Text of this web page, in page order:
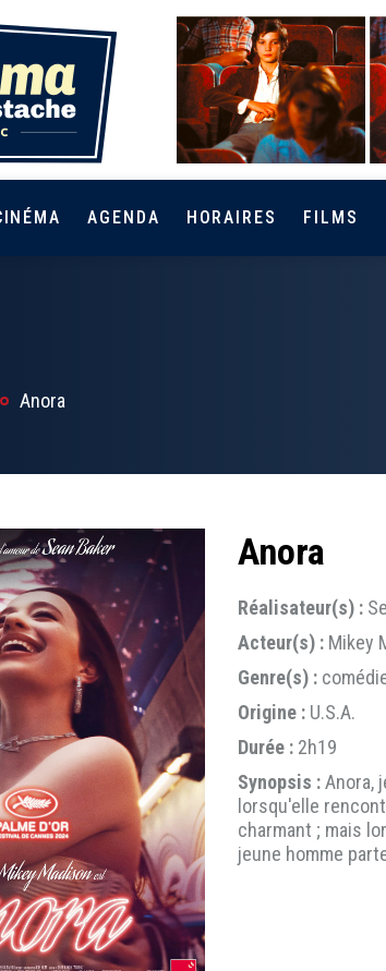
AGENDA HORAIRES FILMS
Anora
Anora
Réalisateur(s) :
Acteur(s) : Mikey
Genre(s) :
Origine : U.S.A.
Durée : 2h19
Synopsis :Anora,
lorsqu'elle
charmant ; mais
jeune homme